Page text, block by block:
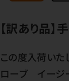
【訳あり品】
この度入荷いた
ローブ イージ